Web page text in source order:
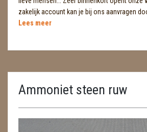
BROEKZAKSTENEN
CADEAUBONNEN
DIERTJES
DIVERSE
ENGELEN
zakelijk account kan je bij ons aanvragen
Lees meer
Ammoniet steen ruw